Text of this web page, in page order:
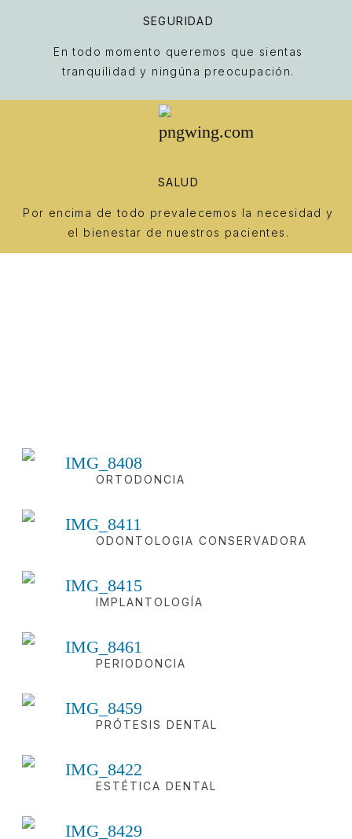
SEGURIDAD
En todo momento queremos que sientas
tranquilidad y ningúna preocupación.
SALUD
Por encima de todo prevalecemos la necesidad y
el bienestar de nuestros pacientes.
ORTODONCIA
ODONTOLOGIA CONSERVADORA
IMPLANTOLOGÍA
PERIODONCIA
PRÓTESIS DENTAL
ESTÉTICA DENTAL